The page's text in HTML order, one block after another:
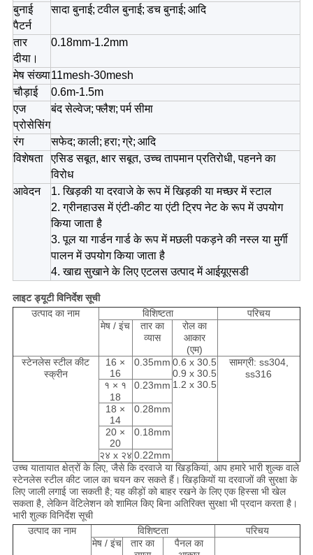
बुनाई
पैटर्न
सादा बुनाई; टवील बुनाई; डच बुनाई; आदि
तार
दीया।
0.18mm-1.2mm
मेष संख्या11mesh-30mesh
चौड़ाई
0.6m-1.5m
एज
प्रोसेसिंग
बंद सेल्वेज; फ्लैश; पर्म सीमा
रंग सफेद; काली; हरा; ग्रे; आदि
विशेषता
एसिड सबूत, क्षार सबूत, उच्च तापमान प्रतिरोधी, पहनने का
विरोध
आवेदन
1. खिड़की या दरवाजे के रूप में खिड़की या मच्छर में स्टाल
2. ग्रीनहाउस में एंटी-कीट या एंटी ट्रिप नेट के रूप में उपयोग
किया जाता है
3. पूल या गार्डन गार्ड के रूप में मछली पकड़ने की नस्ल या मुर्गी
पालन में उपयोग किया जाता है
4. खाद्य सुखाने के लिए एटलस उत्पाद में आईयूएसडी
लाइट ड्यूटी विनिर्देश सूची
उत्पाद का नाम
विशिष्टता
परिचय
मेष / इंच
तार का
व्यास
रोल का
आकार
(एम)
स्टेनलेस स्टील कीट
स्क्रीन
16 ×
16
0.35mm 0.6 x 30.5
0.9 x 30.5
1.2 x 30.5
सामग्री: ss304,
ss316
१ × १
18
0.23mm
18 ×
14
0.28mm
20 ×
20
0.18mm
२४ x २४ 0.22mm
उच्च यातायात क्षेत्रों के लिए, जैसे कि दरवाजे या खिड़कियां, आप हमारे भारी शुल्क वाले
स्टेनलेस स्टील कीट जाल का चयन कर सकते हैं। खिड़कियों या दरवाजों की सुरक्षा के
लिए जाली लगाई जा सकती है; यह कीड़ों को बाहर रखने के लिए एक हिस्सा भी खेल
सकता है, लेकिन वेंटिलेशन को शामिल किए बिना अतिरिक्त सुरक्षा भी प्रदान करता है।
भारी शुल्क विनिर्देश सूची
उत्पाद का नाम
विशिष्टता
परिचय
मेष / इंच
तार का
पैनल का